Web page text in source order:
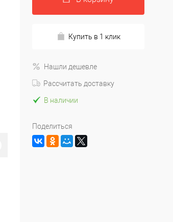
Купить в 1 клик
Нашли дешевле
Рассчитать доставку
В наличии
Поделиться